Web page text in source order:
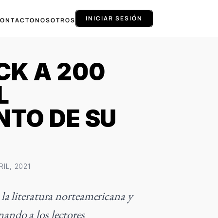
NOSOTROS INICIAR SESIÓN
A 200
DE SU
2021
la literatura norteamericana y
a los lectores